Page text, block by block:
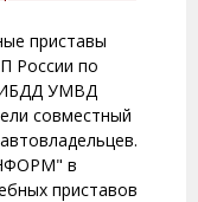
приставы
России по
УМВД
совместный
в
приставов